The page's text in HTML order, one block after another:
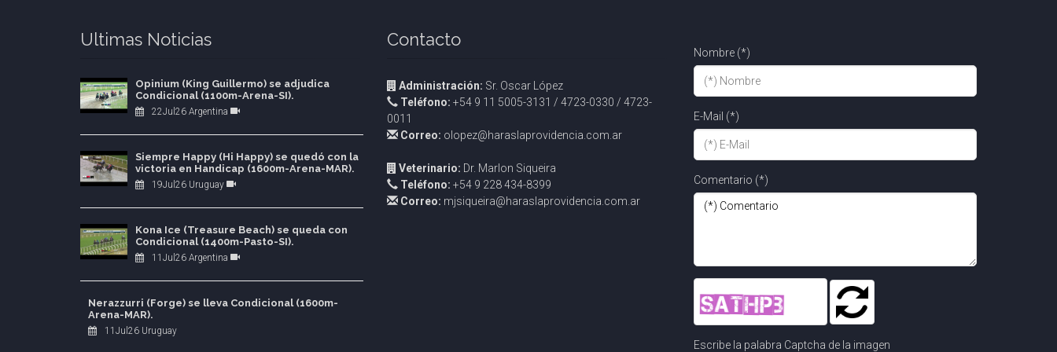
Ultimas Noticias
Opinium (King Guillermo) se adjudica
Condicional (1100m-Arena-SI).
22Jul26 Argentina
Siempre Happy (Hi Happy) se quedó con la
victoria en Handicap (1600m-Arena-MAR).
19Jul26 Uruguay
Kona Ice (Treasure Beach) se queda con
Condicional (1400m-Pasto-SI).
11Jul26 Argentina
Nerazzurri (Forge) se lleva Condicional (1600m-
Arena-MAR).
11Jul26 Uruguay
Contacto
Administración: Sr. Oscar López
Teléfono: +54 9 11 5005-3131 / 4723-0330 / 4723-
0011
Correo: olopez@haraslaprovidencia.com.ar
Veterinario: Dr. Marlon Siqueira
Teléfono: +54 9 228 434-8399
Correo: mjsiqueira@haraslaprovidencia.com.ar
Nombre (*)
E-Mail (*)
Comentario (*)
Escribe la palabra Captcha de la imagen